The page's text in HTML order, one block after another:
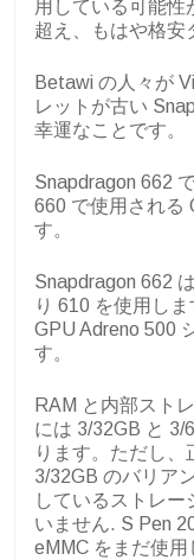
用している可能性
超え、もはや格安
Betawi の人々が
レットが古い
幸運なことです。
Snapdragon 662
660 で使用される
す。
Snapdragon 662
り 610 を使用し
GPU Adreno 500
す。
RAM と内部スト
には 3/32GB と 3/
ります。ただし
3/32GB のバリア
しているストレー
いません. S Pen
eMMC をまだ使